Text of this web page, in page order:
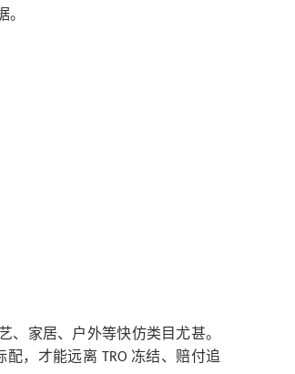
、家居、户外等快仿类目尤甚。
配，才能远离 TRO 冻结、赔付追